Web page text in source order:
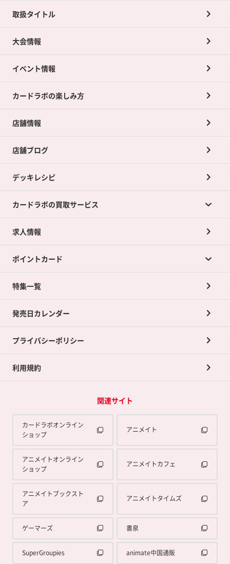
取扱タイトル
大会情報
イベント情報
カードラボの楽しみ方
店舗情報
店舗ブログ
デッキレシピ
カードラボの買取サービス
カードラボの買取サービスTOP
店舗買取について
ネット買取について
買取承諾書について
求人情報
ポイントカード
ポイントカードTOP
ポイント交換景品
特集一覧
発売日カレンダー
プライバシーポリシー
利用規約
関連サイト
カードラボオンライン
ショップ
アニメイト
アニメイトオンライン
ショップ
アニメイトカフェ
アニメイトブックスト
ア
アニメイトタイムズ
ゲーマーズ 書泉
SuperGroupies animate中国通販